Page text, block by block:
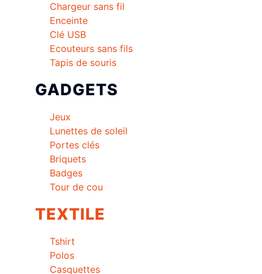
Chargeur sans fil
Enceinte
Clé USB
Ecouteurs sans fils
Tapis de souris
GADGETS
Jeux
Lunettes de soleil
Portes clés
Briquets
Badges
Tour de cou
TEXTILE
Tshirt
Polos
Casquettes